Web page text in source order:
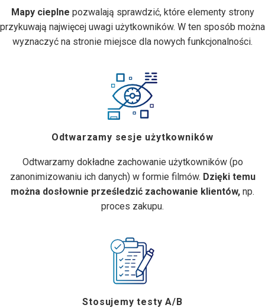
Mapy cieplne pozwalają sprawdzić, które elementy strony
przykuwają najwięcej uwagi użytkowników. W ten sposób można
wyznaczyć na stronie miejsce dla nowych funkcjonalności.
Odtwarzamy sesje użytkowników
Odtwarzamy dokładne zachowanie użytkowników (po
zanonimizowaniu ich danych) w formie filmów. Dzięki temu
można dosłownie prześledzić zachowanie klientów, np.
proces zakupu.
Stosujemy testy A/B